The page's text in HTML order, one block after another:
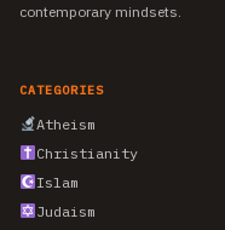
contemporary mindsets.
CATEGORIES
Atheism
Christianity
Islam
Judaism